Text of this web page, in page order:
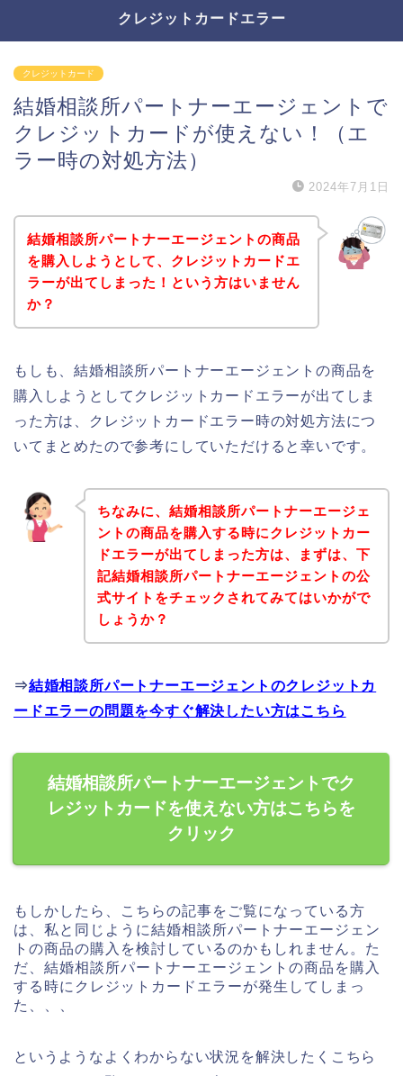
クレジットカードエラー
クレジットカード
結婚相談所パートナーエージェントで
クレジットカードが使えない！（エ
ラー時の対処方法）
2024年7月1日
結婚相談所パートナーエージェントの商品
を購入しようとして、クレジットカードエ
ラーが出てしまった！という方はいません
か？
もしも、結婚相談所パートナーエージェントの商品を
購入しようとしてクレジットカードエラーが出てしま
った方は、クレジットカードエラー時の対処方法につ
いてまとめたので参考にしていただけると幸いです。
ちなみに、結婚相談所パートナーエージェ
ントの商品を購入する時にクレジットカー
ドエラーが出てしまった方は、まずは、下
記結婚相談所パートナーエージェントの公
式サイトをチェックされてみてはいかがで
しょうか？
⇒結婚相談所パートナーエージェントのクレジットカ
ードエラーの問題を今すぐ解決したい方はこちら
結婚相談所パートナーエージェントでク
レジットカードを使えない方はこちらを
クリック
もしかしたら、こちらの記事をご覧になっている方
は、私と同じように結婚相談所パートナーエージェン
トの商品の購入を検討しているのかもしれません。た
だ、結婚相談所パートナーエージェントの商品を購入
する時にクレジットカードエラーが発生してしまっ
た、、、
というようなよくわからない状況を解決したくこちら